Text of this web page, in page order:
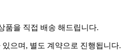
품을 직접 배송 해드립니다.
으며, 별도 계약으로 진행됩니다.